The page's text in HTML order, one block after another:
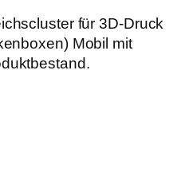
für 3D‑Druck
Mobil mit